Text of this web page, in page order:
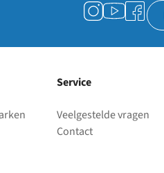
Service
Veelgestelde vragen
Contact